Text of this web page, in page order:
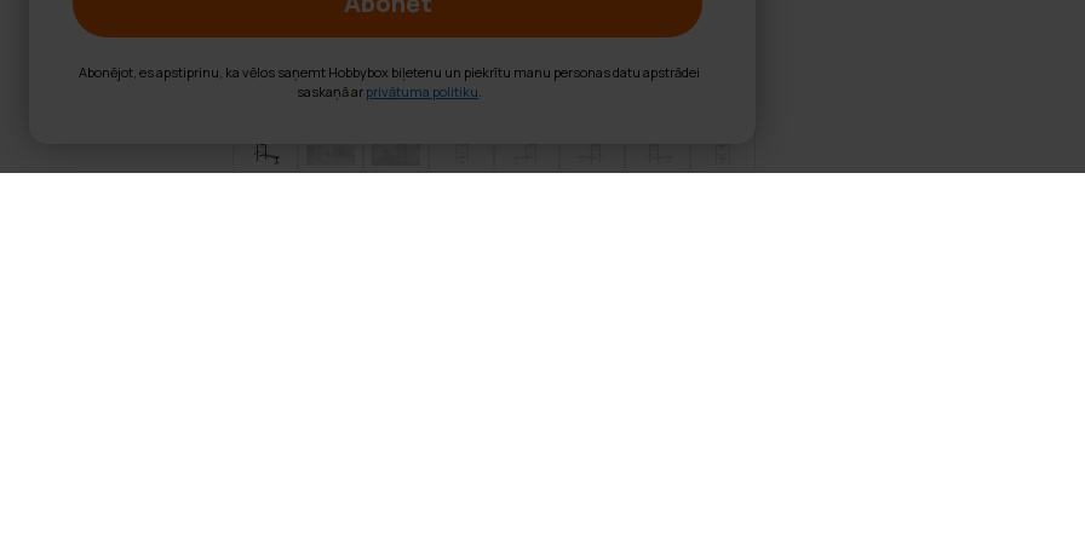
Abonējot, es apstiprinu, ka vēlos saņemt Hobbybox biļetenu un piekrītu manu personas datu apstrādei
saskaņā ar privātuma politiku.